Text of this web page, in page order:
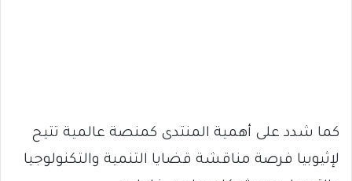
كما شدد على أهمية المنتدى كمنصة عالمية تتيح
لإثيوبيا فرصة مناقشة قضايا التنمية والتكنولوجيا